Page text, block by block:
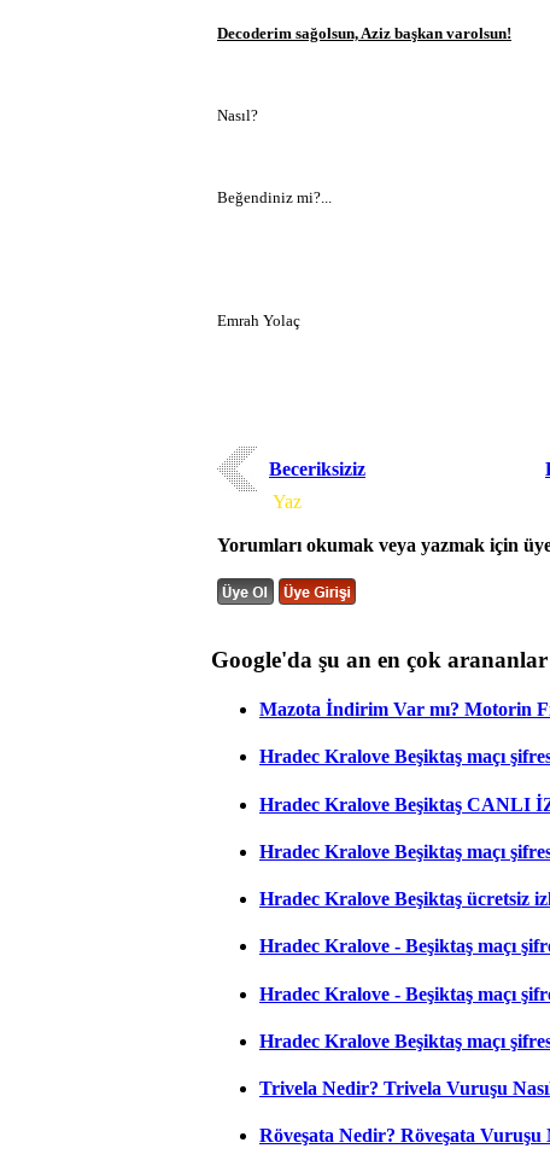
Decoderim sağolsun, Aziz başkan varolsun!
Nasıl?
Beğendiniz mi?...
Emrah Yolaç
Beceriksiziz
Yaz
Yorumları okumak veya yazmak için
Google'da şu an en çok arananlar
Mazota İndirim Var mı? Motorin
Hradec Kralove Beşiktaş maçı
Hradec Kralove Beşiktaş CANLI
Hradec Kralove Beşiktaş maçı
Hradec Kralove Beşiktaş ücretsiz
Hradec Kralove - Beşiktaş maçı
Hradec Kralove - Beşiktaş maçı
Hradec Kralove Beşiktaş maçı
Trivela Nedir? Trivela Vuruşu Nasıl
Röveşata Nedir? Röveşata Vuruşu